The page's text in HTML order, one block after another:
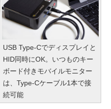
USB Type-Cでディスプレイと
HID同時にOK。いつものキー
ボード付きモバイルモニター
は、Type-Cケーブル1本で接
続可能